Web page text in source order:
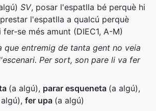
SV, posar l'espatlla bé perquè hi
l'espatlla a qualcú perquè
fer-se més amunt (DIEC1, A-M)
que entremig de tanta gent no veia
Per sort, son pare li va fer
(a algú), parar esqueneta (a algú),
, fer upa (a algú)